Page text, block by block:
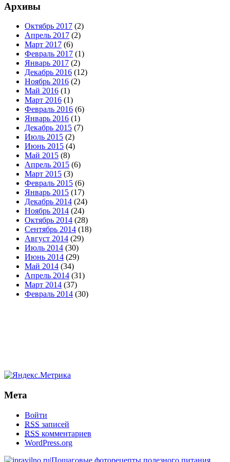
Архивы
Октябрь 2017 (2)
Апрель 2017 (2)
Март 2017 (6)
Февраль 2017 (1)
Январь 2017 (2)
Декабрь 2016 (12)
Ноябрь 2016 (2)
Май 2016 (1)
Март 2016 (1)
Февраль 2016 (6)
Январь 2016 (1)
Декабрь 2015 (7)
Июль 2015 (2)
Июнь 2015 (4)
Май 2015 (8)
Апрель 2015 (6)
Март 2015 (3)
Февраль 2015 (6)
Январь 2015 (17)
Декабрь 2014 (24)
Ноябрь 2014 (24)
Октябрь 2014 (28)
Сентябрь 2014 (18)
Август 2014 (29)
Июль 2014 (30)
Июнь 2014 (29)
Май 2014 (34)
Апрель 2014 (31)
Март 2014 (37)
Февраль 2014 (30)
Мета
Войти
RSS записей
RSS комментариев
WordPress.org